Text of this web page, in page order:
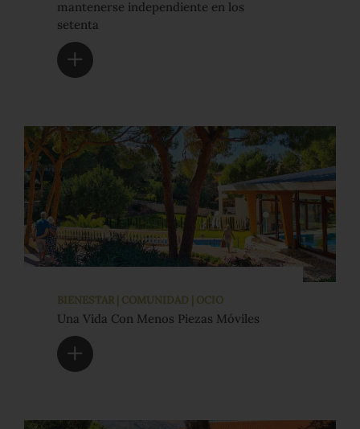
mantenerse independiente en los
setenta
BIENESTAR | COMUNIDAD | OCIO
Una Vida Con Menos Piezas Móviles